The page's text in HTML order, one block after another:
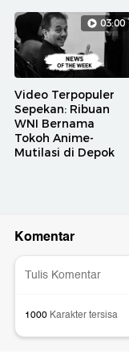
03:00
Video Terpopuler
Sepekan: Ribuan
WNI Bernama
Tokoh Anime-
Mutilasi di Depok